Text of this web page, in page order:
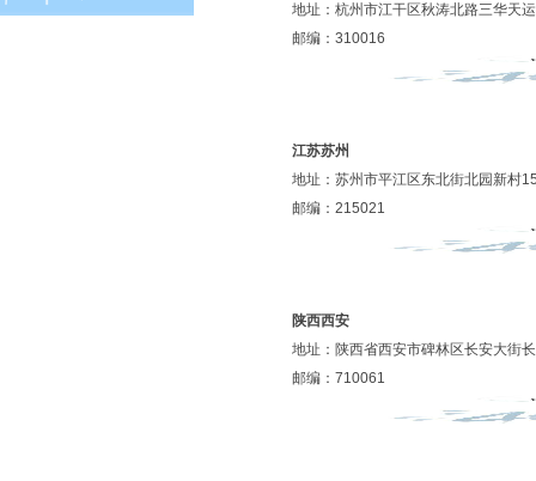
地址：杭州市江干区秋涛北路三华天
邮编：310016
江苏苏州
地址：苏州市平江区东北街北园新村
邮编：215021
陕西西安
地址：陕西省西安市碑林区长安大街
邮编：710061